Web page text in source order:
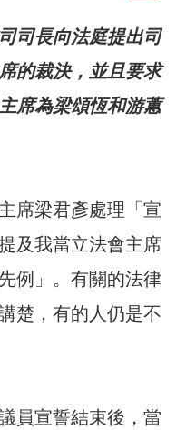
司長向法庭提出司
的裁決，並且要求
席為梁頌恆和游蕙
席梁君彥處理「宣
及我當立法會主席
例」。有關的法律
楚，有的人仍是不
員宣誓結束後，當